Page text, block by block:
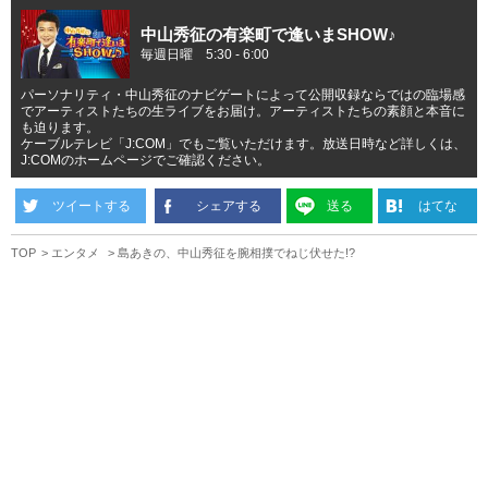
中山秀征の有楽町で逢いまSHOW♪
毎週日曜 5:30 - 6:00
パーソナリティ・中山秀征のナビゲートによって公開収録ならではの臨場感
でアーティストたちの生ライブをお届け。アーティストたちの素顔と本音に
も迫ります。
ケーブルテレビ「J:COM」でもご覧いただけます。放送日時など詳しくは、
J:COMのホームページでご確認ください。
ツイートする シェアする 送る はてな
TOP エンタメ 島あきの、中山秀征を腕相撲でねじ伏せた!?